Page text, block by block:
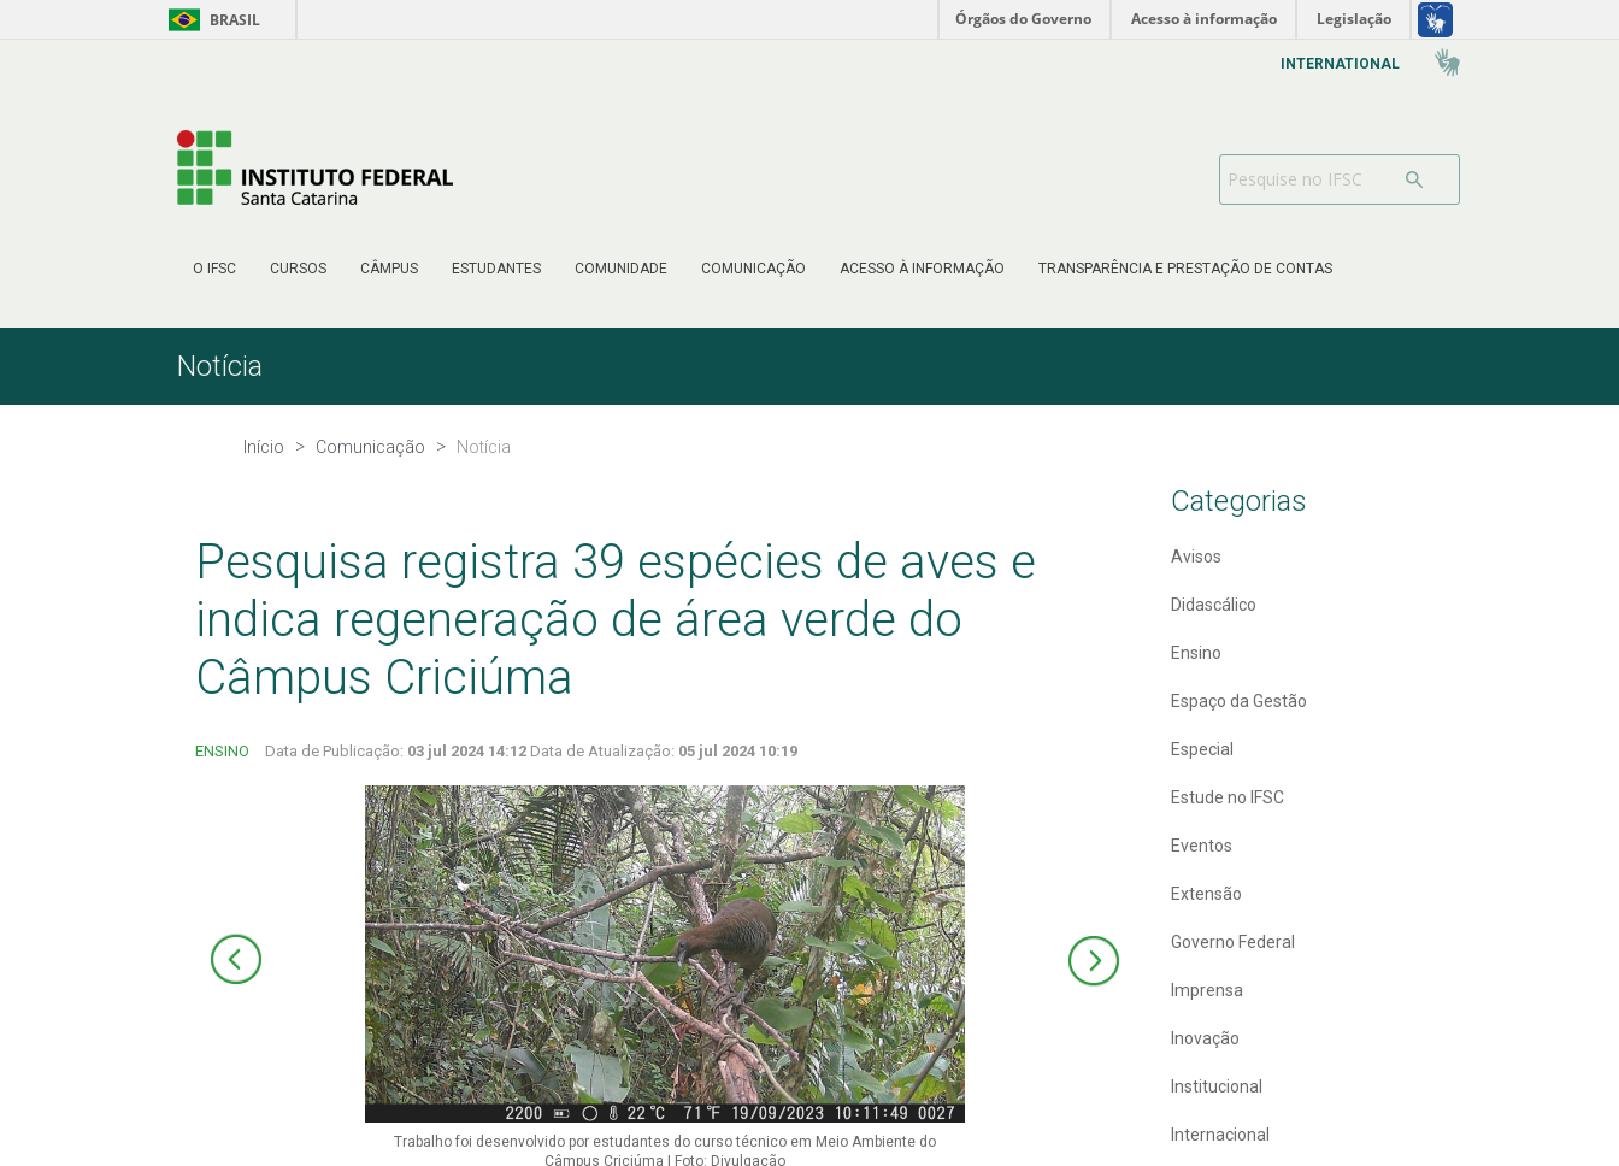
BRASIL Órgãos do Governo Acesso à informação Legislação
O IFSC CURSOS CÂMPUS ESTUDANTES COMUNIDADE COMUNICAÇÃO ACESSO À INFORMAÇÃO TRANSPARÊNCIA E PRESTAÇÃO DE CONTAS
INTERNATIONAL
Notícia
Início Comunicação Notícia
Pesquisa registra 39 espécies de aves e
indica regeneração de área verde do
Câmpus Criciúma
ENSINO Data de Publicação: 03 jul 2024 14:12 Data de Atualização: 05 jul 2024 10:19
Trabalho foi desenvolvido por estudantes do curso técnico em Meio Ambiente do
Câmpus Criciúma | Foto: Divulgação
Categorias
Avisos
Didascálico
Ensino
Espaço da Gestão
Especial
Estude no IFSC
Eventos
Extensão
Governo Federal
Imprensa
Inovação
Institucional
Internacional